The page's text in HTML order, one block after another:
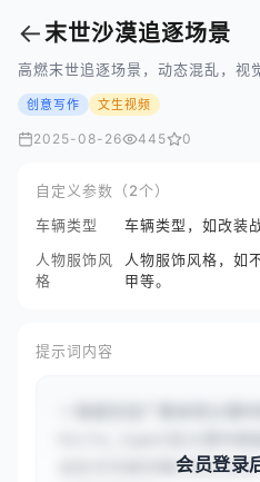
←末世沙漠追逐场景
高燃末世追逐场景，动态混乱，视
创意写作 文生视频
2025-08-26 445 0
自定义参数（2个）
车辆类型
车辆类型，如改装
人物服饰风
格
人物服饰风格，如
甲等。
提示词内容
远处天空被浓重的橙色笼
会员登录